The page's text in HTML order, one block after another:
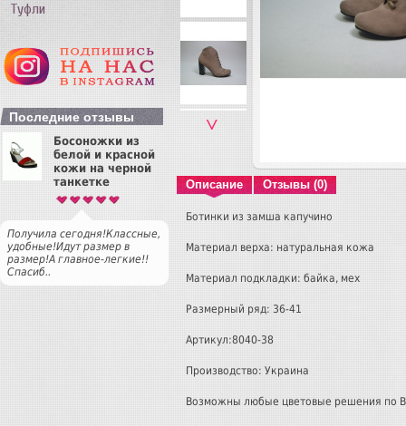
Туфли
Последние отзывы
Босоножки из
белой и красной
кожи на черной
танкетке
Получила сегодня!Классные,
удобные!Идут размер в
размер!А главное-легкие!!
Спасиб..
˅
Описание Отзывы (0)
Ботинки из замша капучино
Материал верха: натуральная кожа
Материал подкладки: байка, мех
Размерный ряд: 36-41
Артикул:8040-38
Производство: Украина
Возможны любые цветовые решения по